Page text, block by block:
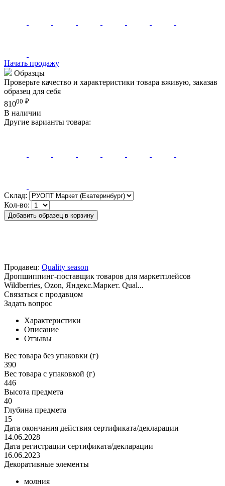
Начать продажу
Образцы
Проверьте качество и характеристики товара вживую, заказав
образец для себя
81000 ₽
В наличии
Другие варианты товара:
Склад:
Кол-во:
Добавить образец в корзину
Продавец: Quality season
Дропшиппинг-поставщик товаров для маркетплейсов
Wildberries, Ozon, Яндекс.Маркет. Qual...
Связаться с продавцом
Задать вопрос
Характеристики
Описание
Отзывы
Вес товара без упаковки (г)
390
Вес товара с упаковкой (г)
446
Высота предмета
40
Глубина предмета
15
Дата окончания действия сертификата/декларации
14.06.2028
Дата регистрации сертификата/декларации
16.06.2023
Декоративные элементы
молния